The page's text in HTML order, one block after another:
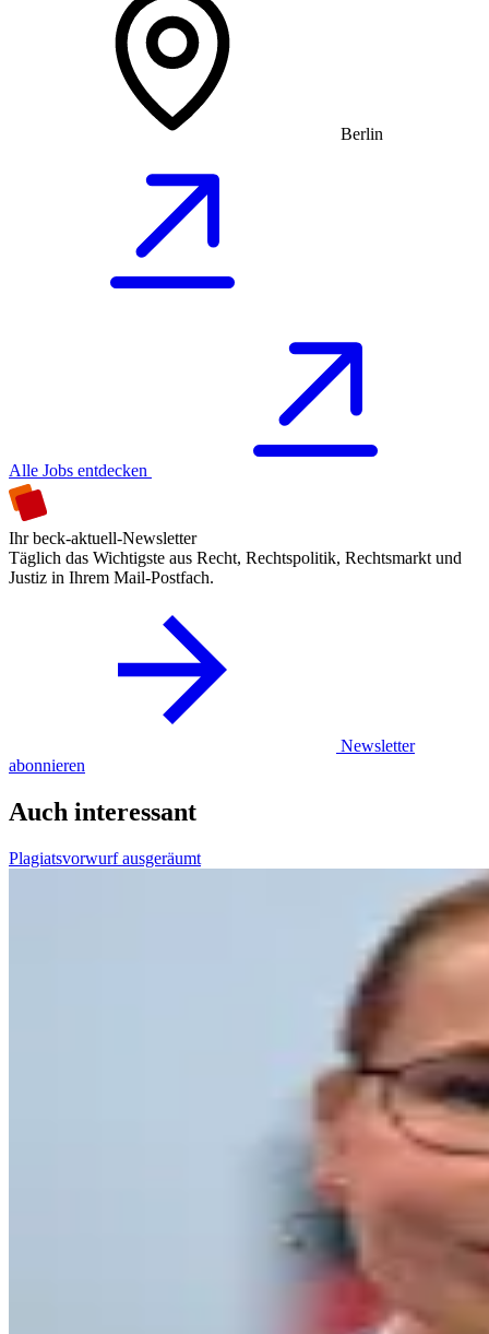
Berlin
Alle Jobs entdecken
Ihr beck-aktuell-Newsletter
Täglich das Wichtigste aus Recht, Rechtspolitik, Rechtsmarkt und
Justiz in Ihrem Mail-Postfach.
Newsletter
abonnieren
Auch interessant
Plagiatsvorwurf ausgeräumt